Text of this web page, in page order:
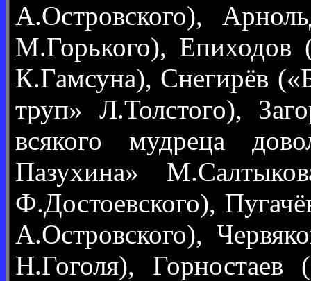
А.Островского),
М.Горького),
К.Гамсуна), Снегирёв
труп» Л.Толстого),
всякого мудреца
Пазухина»
Ф.Достоевского),
А.Островского),
Н.Гоголя),